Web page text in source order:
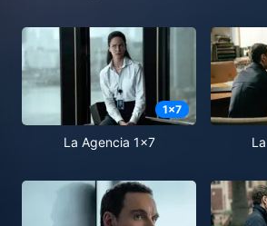
1x7
La Agencia 1x7